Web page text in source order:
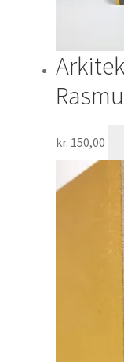
kr. 150,00